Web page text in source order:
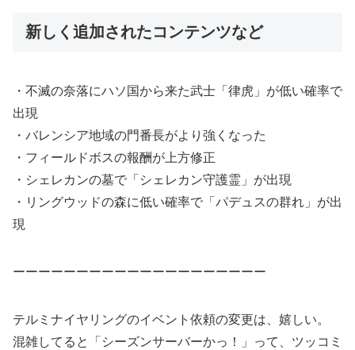
新しく追加されたコンテンツなど
・不滅の奈落にハソ国から来た武士「律虎」が低い確率で
出現
・バレンシア地域の門番長がより強くなった
・フィールドボスの報酬が上方修正
・シェレカンの墓で「シェレカン守護霊」が出現
・リングウッドの森に低い確率で「パデュスの群れ」が出
現
ーーーーーーーーーーーーーーーーーーーー
テルミナイヤリングのイベント依頼の変更は、嬉しい。
混雑してると「シーズンサーバーかっ！」って、ツッコミ